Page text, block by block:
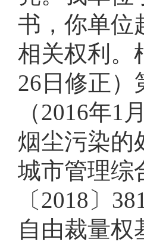
书，你单位
相关权利。
26日修正
（2016年
烟尘污染的
城市管理综
〔2018〕
自由裁量权